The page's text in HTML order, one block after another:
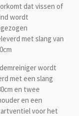
dat vissen of
wordt
met slang van
wordt
met een slang
en twee
en een
voor het